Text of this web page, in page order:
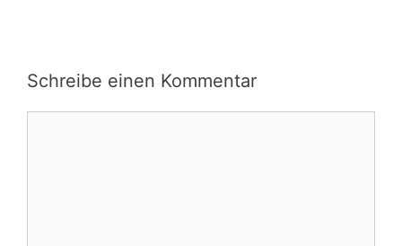
Schreibe einen Kommentar